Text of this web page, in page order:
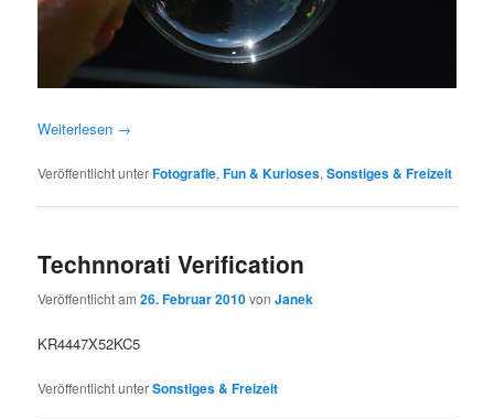
Weiterlesen →
Veröffentlicht unterFotografie,Fun & Kurioses,Sonstiges & Freizeit
Technnorati Verification
Veröffentlicht am26. Februar 2010vonJanek
KR4447X52KC5
Veröffentlicht unterSonstiges & Freizeit